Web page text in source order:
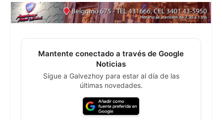
Mantente conectado a través de Google
Noticias
Sígue a Galvezhoy para estar al día de las
últimas novedades.